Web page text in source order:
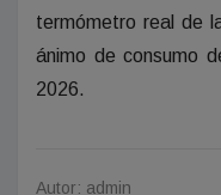
termómetro real de
ánimo de consumo
2026.
Autor: admin